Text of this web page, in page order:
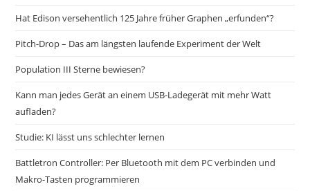
Hat Edison versehentlich 125 Jahre früher Graphen „erfunden“?
Pitch-Drop – Das am längsten laufende Experiment der Welt
Population III Sterne bewiesen?
Kann man jedes Gerät an einem USB-Ladegerät mit mehr Watt
aufladen?
Studie: KI lässt uns schlechter lernen
Battletron Controller: Per Bluetooth mit dem PC verbinden und
Makro-Tasten programmieren